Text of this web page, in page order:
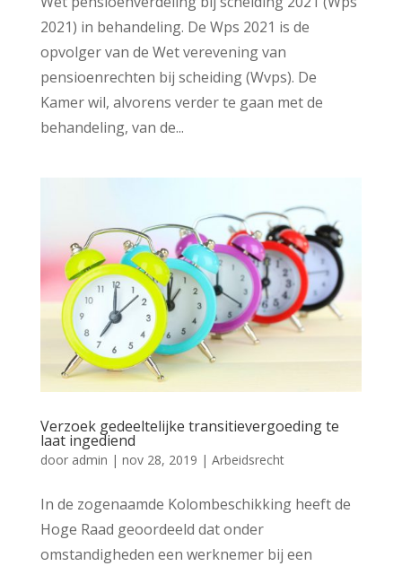
2021) in behandeling. De Wps 2021 is de
opvolger van de Wet verevening van
pensioenrechten bij scheiding (Wvps). De
Kamer wil, alvorens verder te gaan met de
behandeling, van de...
Verzoek gedeeltelijke transitievergoeding te
laat ingediend
door admin | nov 28, 2019 | Arbeidsrecht
In de zogenaamde Kolombeschikking heeft de
Hoge Raad geoordeeld dat onder
omstandigheden een werknemer bij een